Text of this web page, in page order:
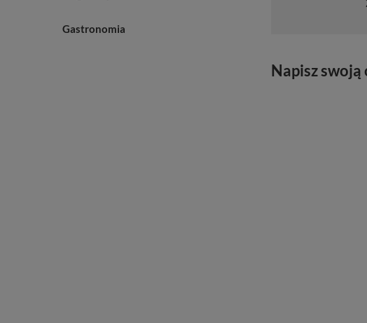
Gastronomia
Napisz swoją